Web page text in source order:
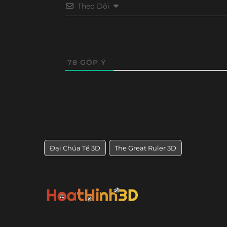
Theo Dõi
78 GÓP Ý
Đại Chúa Tể 3D The Great Ruler 3D